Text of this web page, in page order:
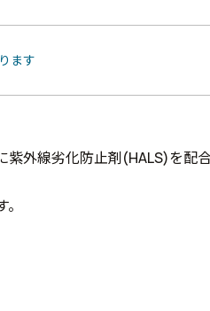
ます
外線劣化防止剤(HALS)を配